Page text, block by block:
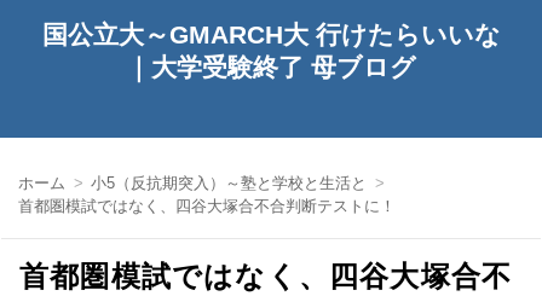
国公立大～GMARCH大 行けたらいいな
｜大学受験終了 母ブログ
ホーム
小5（反抗期突入）～塾と学校と生活と
首都圏模試ではなく、四谷大塚合不合判断テストに！
首都圏模試ではなく、四谷大塚合不